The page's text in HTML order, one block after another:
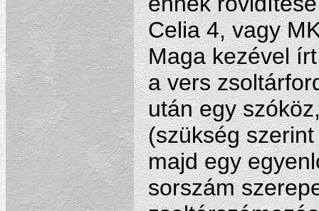
Celia 4, vagy
Maga kezével
a vers
után egy
(szükség
majd egy
sorszám